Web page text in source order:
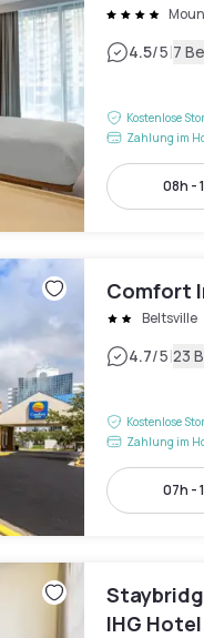
4.5/5|7
Kostenlose
Zahlung im
08h -
Comfort
Beltsville
4.7/5|23
Kostenlose
Zahlung im
07h -
IHG Hotel